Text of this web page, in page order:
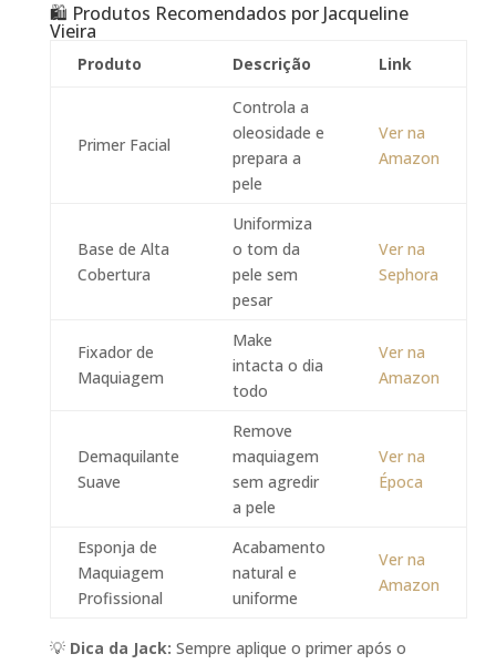
🛍️ Produtos Recomendados por Jacqueline
Vieira
Produto Descrição Link
Primer Facial
Controla a
oleosidade e
prepara a
pele
Ver na
Amazon
Base de Alta
Cobertura
Uniformiza
o tom da
pele sem
pesar
Ver na
Sephora
Fixador de
Maquiagem
Make
intacta o dia
todo
Ver na
Amazon
Demaquilante
Suave
Remove
maquiagem
sem agredir
a pele
Ver na
Época
Esponja de
Maquiagem
Profissional
Acabamento
natural e
uniforme
Ver na
Amazon
💡 Dica da Jack: Sempre aplique o primer após o